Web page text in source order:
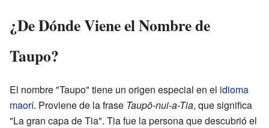
¿De Dónde Viene el Nombre de
Taupo?
El nombre "Taupo" tiene un origen especial en el idioma
maorí. Proviene de la frase Taupō-nui-a-Tia, que significa
"La gran capa de Tia". Tia fue la persona que descubrió el